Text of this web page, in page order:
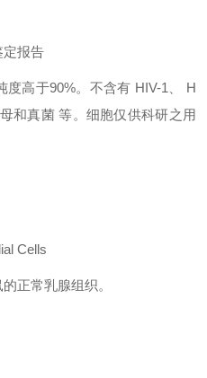
定报告
高于90%。不含有 HIV-1、 H
和真菌 等。细胞仅供科研之用
Cells
正常乳腺组织。